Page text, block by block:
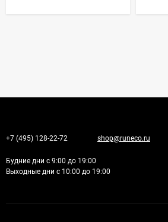
+7 (495) 128-22-72 shop@runeco.ru
Будние дни с 9:00 до 19:00
Выходные дни с 10:00 до 19:00